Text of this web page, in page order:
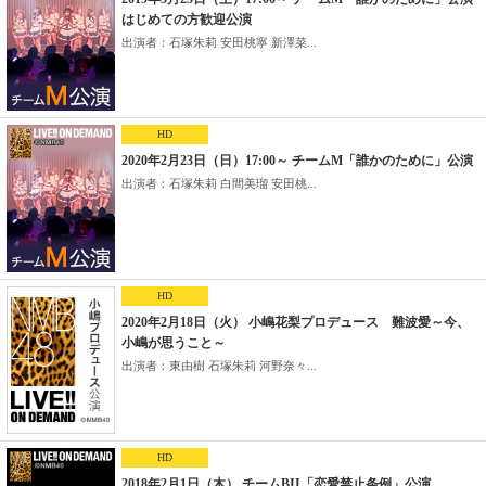
はじめての方歓迎公演
出演者：石塚朱莉 安田桃寧 新澤菜...
HD
2020年2月23日（日）17:00～ チームM「誰かのために」公演
出演者：石塚朱莉 白間美瑠 安田桃...
HD
2020年2月18日（火） 小嶋花梨プロデュース 難波愛～今、
小嶋が思うこと～
出演者：東由樹 石塚朱莉 河野奈々...
HD